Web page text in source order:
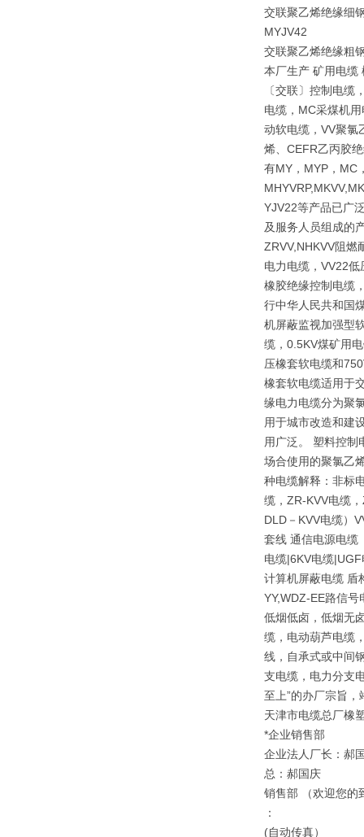
交联聚乙烯绝缘细
MYJV42
交联聚乙烯绝缘粗
本厂生产 矿用电缆
〔交联〕控制电
电缆，MC采煤机
动软电缆，VV聚氯
烯、CEFR乙丙胶
有MY，MYP，MC
YJV22等产品已广
及服务人员组成的
ZRVV,NHKVV阻燃
电力电缆，VV22
橡胶绝缘控制电缆
行中华人民共和国
机屏蔽监视加强型
缆，0.5KV煤矿用
压橡套软电缆和
橡套软电缆适用于
缘电力电缆分为聚
用于城市改造和建
用广泛。 塑料控制
场合使用的聚氯乙
种电缆解释：非标
缆，ZR-KVV电缆
DLD－KVV电缆）
套线 通信电源电缆
电缆|6KV电缆
计算机屏蔽电缆 盾
YY,WDZ-EE路信
低烟低卤，低烟无
缆，电动葫芦电缆
线，自承式或中间
支电缆，电力分支
至上”的办厂宗旨
天津市电缆总厂橡
*企业销售部
企业法人厂长：郝
总：郝国庆
销售部 （欢迎您的
：
(自动传真）